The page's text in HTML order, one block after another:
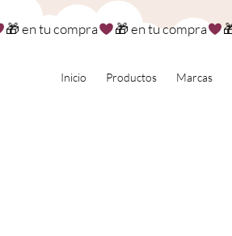
Inicio Productos Marcas